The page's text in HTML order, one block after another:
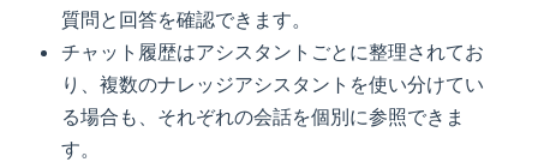
質問と回答を確認できます。
チャット履歴はアシスタントごとに整理されてお
り、複数のナレッジアシスタントを使い分けてい
る場合も、それぞれの会話を個別に参照できま
す。